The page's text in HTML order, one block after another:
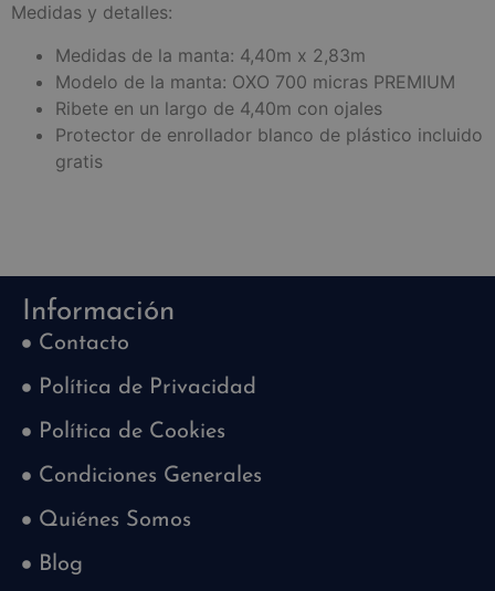
Medidas y detalles:
Medidas de la manta: 4,40m x 2,83m
Modelo de la manta: OXO 700 micras PREMIUM
Ribete en un largo de 4,40m con ojales
Protector de enrollador blanco de plástico incluido
gratis
Información
Contacto
Política de Privacidad
Política de Cookies
Condiciones Generales
Quiénes Somos
Blog